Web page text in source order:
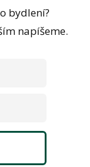
bydlení?
napíšeme.